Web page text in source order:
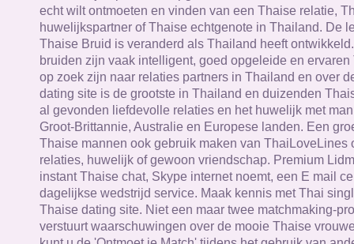
echt wilt ontmoeten en vinden van een Thaise relatie,
huwelijkspartner of Thaise echtgenote in Thailand. De
Thaise Bruid is veranderd als Thailand heeft
bruiden zijn vaak intelligent, goed opgeleide en
op zoek zijn naar relaties partners in Thailand en over
dating site is de grootste in Thailand en duizenden
al gevonden liefdevolle relaties en het huwelijk met
Groot-Brittannie, Australie en Europese landen. Een
Thaise mannen ook gebruik maken van ThaiLoveLines
relaties, huwelijk of gewoon vriendschap. Premium
instant Thaise chat, Skype internet noemt, een E mail
dagelijkse wedstrijd service. Maak kennis met Thai
Thaise dating site. Niet een maar twee matchmaking-
verstuurt waarschuwingen over de mooie Thaise